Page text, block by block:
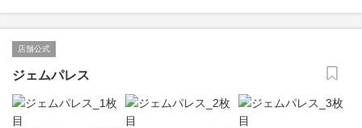
店舗公式
ジェムパレス